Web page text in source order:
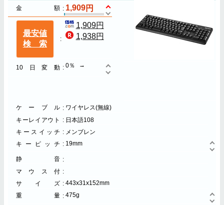
金額 1,909
最安値
検索
1,909円
1,938円
10日変動 0％
ケーブル
ワイヤレス(無線)
キーレイアウト
日本語108
キースイッチ
メンブレン
キーピッチ
19mm
静音
マウス付
サイズ
443x31x152mm
重量
475g